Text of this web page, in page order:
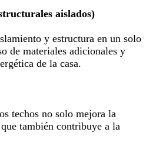
aislados)
y estructura en un solo
de materiales adicionales y
de la casa.
techos no solo mejora la
también contribuye a la